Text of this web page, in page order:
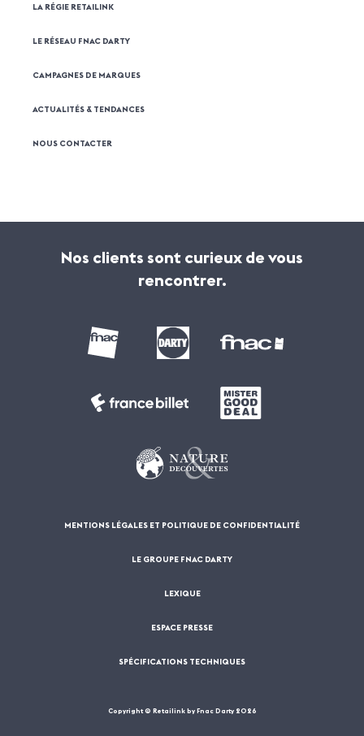
LA RÉGIE RETAILINK
LE RÉSEAU FNAC DARTY
CAMPAGNES DE MARQUES
ACTUALITÉS & TENDANCES
NOUS CONTACTER
Nos clients sont curieux de vous
rencontrer.
MENTIONS LÉGALES ET POLITIQUE DE CONFIDENTIALITÉ
LE GROUPE FNAC DARTY
LEXIQUE
ESPACE PRESSE
SPÉCIFICATIONS TECHNIQUES
Copyright © Retailink by Fnac Darty 2026